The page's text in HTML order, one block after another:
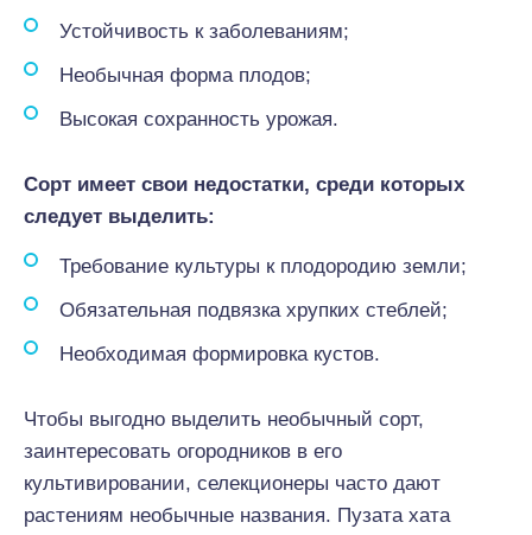
Устойчивость к заболеваниям;
Необычная форма плодов;
Высокая сохранность урожая.
Сорт имеет свои недостатки, среди которых
следует выделить:
Требование культуры к плодородию земли;
Обязательная подвязка хрупких стеблей;
Необходимая формировка кустов.
Чтобы выгодно выделить необычный сорт,
заинтересовать огородников в его
культивировании, селекционеры часто дают
растениям необычные названия. Пузата хата